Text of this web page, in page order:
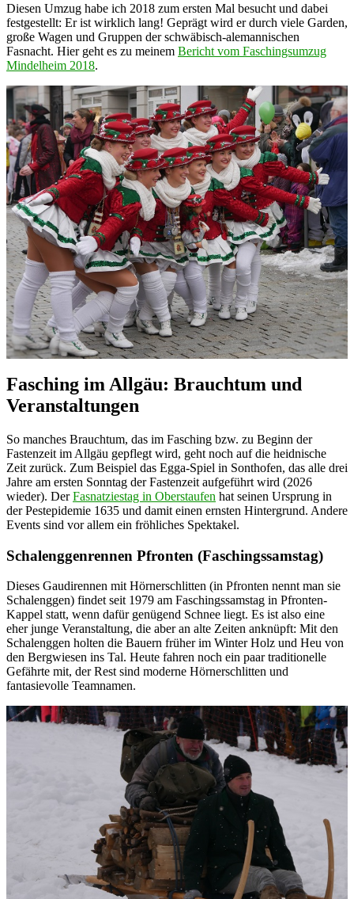
Diesen Umzug habe ich 2018 zum ersten Mal besucht und dabei
festgestellt: Er ist wirklich lang! Geprägt wird er durch viele Garden,
große Wagen und Gruppen der schwäbisch-alemannischen
Fasnacht. Hier geht es zu meinem Bericht vom Faschingsumzug
Mindelheim 2018.
Fasching im Allgäu: Brauchtum und
Veranstaltungen
So manches Brauchtum, das im Fasching bzw. zu Beginn der
Fastenzeit im Allgäu gepflegt wird, geht noch auf die heidnische
Zeit zurück. Zum Beispiel das Egga-Spiel in Sonthofen, das alle drei
Jahre am ersten Sonntag der Fastenzeit aufgeführt wird (2026
wieder). DerFasnatziestag in Oberstaufen hat seinen Ursprung in
der Pestepidemie 1635 und damit einen ernsten Hintergrund. Andere
Events sind vor allem ein fröhliches Spektakel.
Schalenggenrennen Pfronten (Faschingssamstag)
Dieses Gaudirennen mit Hörnerschlitten (in Pfronten nennt man sie
Schalenggen) findet seit 1979 am Faschingssamstag in Pfronten-
Kappel statt, wenn dafür genügend Schnee liegt. Es ist also eine
eher junge Veranstaltung, die aber an alte Zeiten anknüpft: Mit den
Schalenggen holten die Bauern früher im Winter Holz und Heu von
den Bergwiesen ins Tal. Heute fahren noch ein paar traditionelle
Gefährte mit, der Rest sind moderne Hörnerschlitten und
fantasievolle Teamnamen.